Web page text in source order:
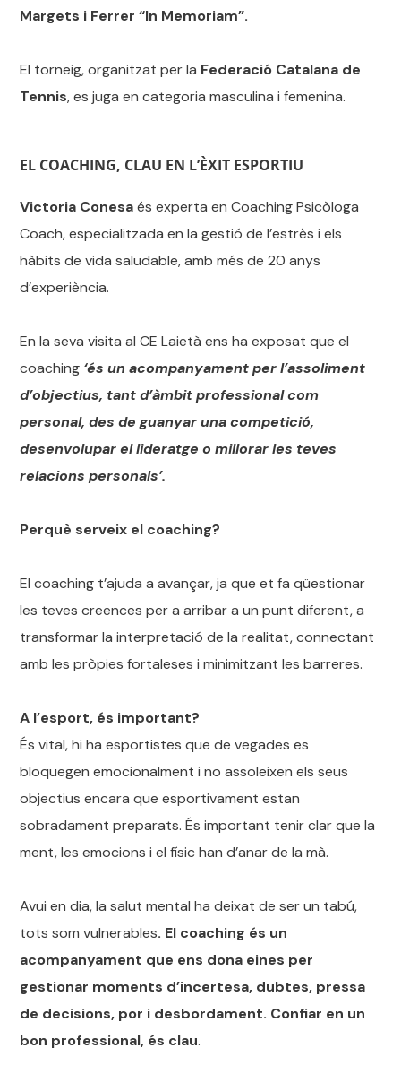
Margets i Ferrer “In Memoriam”.
El torneig, organitzat per la Federació Catalana de
Tennis, es juga en categoria masculina i femenina.
EL COACHING, CLAU EN L’ÈXIT ESPORTIU
Victoria Conesaés experta en Coaching Psicòloga
Coach, especialitzada en la gestió de l’estrès i els
hàbits de vida saludable, amb més de 20 anys
d’experiència.
En la seva visita al CE Laietà ens ha exposat que el
coaching ‘és un acompanyament per l’assoliment
d’objectius, tant d’àmbit professional com
personal, des de guanyar una competició,
desenvolupar el lideratge o millorar les teves
relacions personals’.
Perquè serveix el coaching?
El coaching t’ajuda a avançar, ja que et fa qüestionar
les teves creences per a arribar a un punt diferent, a
transformar la interpretació de la realitat, connectant
amb les pròpies fortaleses i minimitzant les barreres.
A l’esport, és important?
És vital, hi ha esportistes que de vegades es
bloquegen emocionalment i no assoleixen els seus
objectius encara que esportivament estan
sobradament preparats. És important tenir clar que la
ment, les emocions i el físic han d’anar de la mà.
Avui en dia, la salut mental ha deixat de ser un tabú,
tots som vulnerables. El coaching és un
acompanyament que ens dona eines per
gestionar moments d’incertesa, dubtes, pressa
de decisions, por i desbordament. Confiar en un
bon professional, és clau.